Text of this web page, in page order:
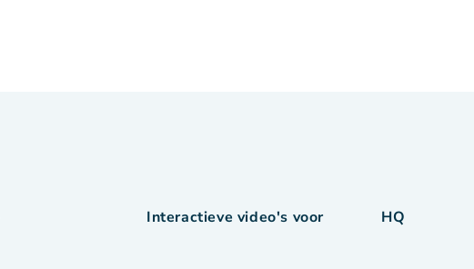
Interactieve video's voor HQ